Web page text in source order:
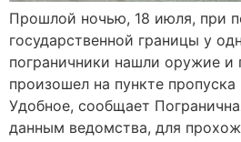
Прошлой ночью, 18 июля, при
государственной границы у
пограничники нашли оружие и
произошел на пункте
Удобное, сообщает
данным ведомства, для